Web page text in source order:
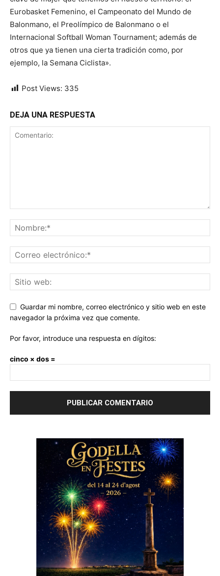
Eurobasket Femenino, el Campeonato del Mundo de
Balonmano, el Preolímpico de Balonmano o el
Internacional Softball Woman Tournament; además de
otros que ya tienen una cierta tradición como, por
ejemplo, la Semana Ciclista».
Post Views: 335
DEJA UNA RESPUESTA
Guardar mi nombre, correo electrónico y sitio web en este
navegador la próxima vez que comente.
Por favor, introduce una respuesta en dígitos:
cinco × dos =